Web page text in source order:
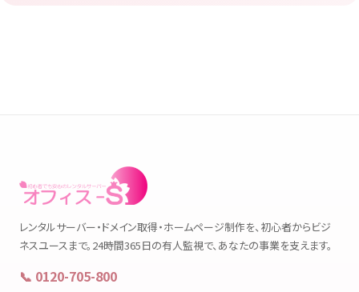
レンタルサーバー・ドメイン取得・ホームページ制作を、初心者からビジ
ネスユースまで。24時間365日の有人監視で、あなたの事業を支えます。
📞 0120-705-800